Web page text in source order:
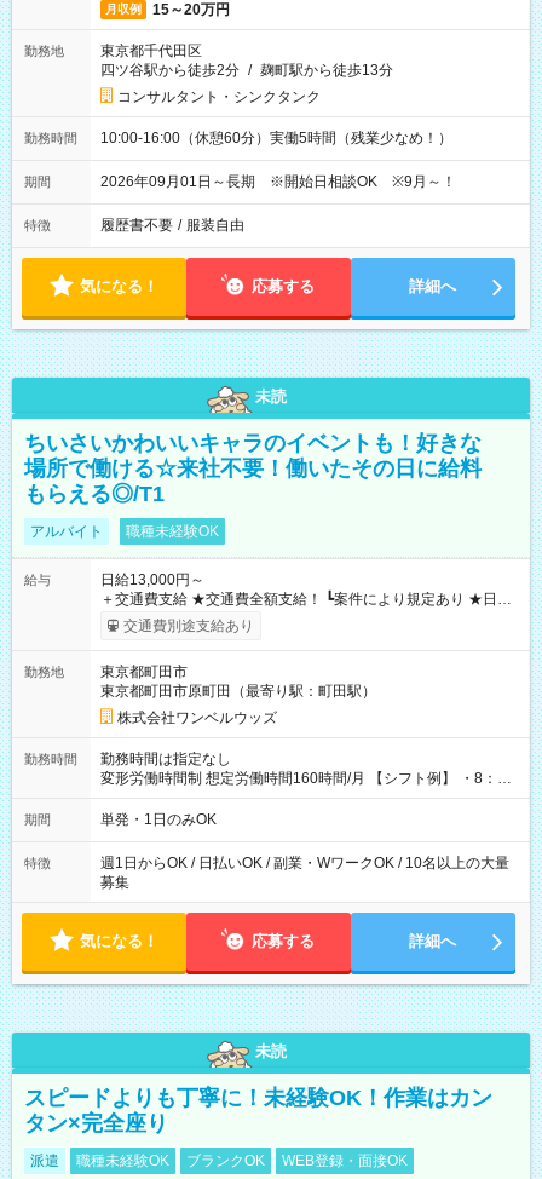
月収例 15～20万円
勤務地
東京都千代田区
四ツ谷駅から徒歩2分 / 麹町駅から徒歩13分
コンサルタント・シンクタンク
勤務時間 10:00-16:00（休憩60分）実働5時間（残業少なめ！）
期間 2026年09月01日～長期 ※開始日相談OK ※9月～！
特徴 履歴書不要 / 服装自由
気になる！ 応募する 詳細へ
未読
ちいさいかわいいキャラのイベントも！好きな
場所で働ける☆来社不要！働いたその日に給料
もらえる◎/T1
アルバイト 職種未経験OK
給与
日給13,000円～
＋交通費支給 ★交通費全額支給！ ┗案件により規定あり ★日払
いOK！（規定あり） ┗働いたその日に現金GET♪ お仕事後はコ
ンビニATMから 日払い分を引き落とせます！ 【試用期間】試
交通費別途支給あり
勤務地
東京都町田市
東京都町田市原町田（最寄り駅：町田駅）
株式会社ワンベルウッズ
勤務時間
勤務時間は指定なし
変形労働時間制 想定労働時間160時間/月 【シフト例】 ・8：00
～21：00
期間 単発・1日のみOK
特徴
週1日からOK / 日払いOK / 副業・WワークOK / 10名以上の大量
募集
気になる！ 応募する 詳細へ
未読
スピードよりも丁寧に！未経験OK！作業はカン
タン×完全座り
派遣 職種未経験OK ブランクOK WEB登録・面接OK